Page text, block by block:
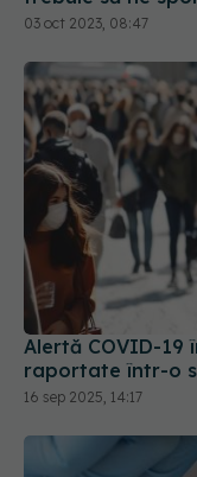
corect minusurile
03 oct 2023, 08:47
Alertă COVID-19
raportate într-o
16 sep 2025, 14:17